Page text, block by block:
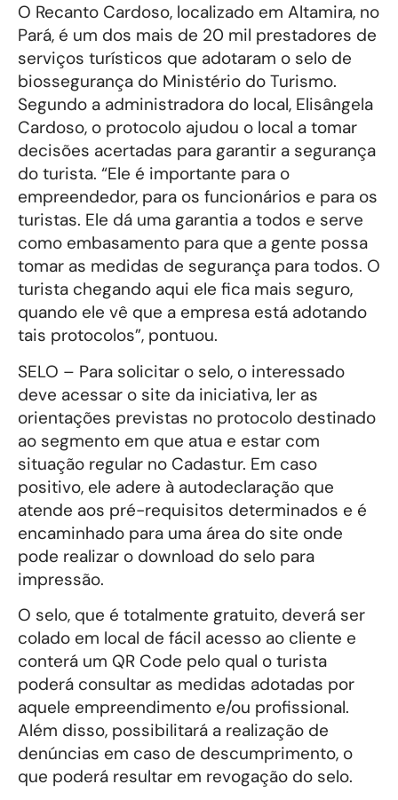
O Recanto Cardoso, localizado em Altamira, no
Pará, é um dos mais de 20 mil prestadores de
serviços turísticos que adotaram o selo de
biossegurança do Ministério do Turismo.
Segundo a administradora do local, Elisângela
Cardoso, o protocolo ajudou o local a tomar
decisões acertadas para garantir a segurança
do turista. “Ele é importante para o
empreendedor, para os funcionários e para os
turistas. Ele dá uma garantia a todos e serve
como embasamento para que a gente possa
tomar as medidas de segurança para todos. O
turista chegando aqui ele fica mais seguro,
quando ele vê que a empresa está adotando
tais protocolos”, pontuou.
SELO – Para solicitar o selo, o interessado
deve acessar o site da iniciativa, ler as
orientações previstas no protocolo destinado
ao segmento em que atua e estar com
situação regular no Cadastur. Em caso
positivo, ele adere à autodeclaração que
atende aos pré-requisitos determinados e é
encaminhado para uma área do site onde
pode realizar o download do selo para
impressão.
O selo, que é totalmente gratuito, deverá ser
colado em local de fácil acesso ao cliente e
conterá um QR Code pelo qual o turista
poderá consultar as medidas adotadas por
aquele empreendimento e/ou profissional.
Além disso, possibilitará a realização de
denúncias em caso de descumprimento, o
que poderá resultar em revogação do selo.